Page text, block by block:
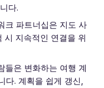
다.
크 파트너십은 지도 사
시 지속적인 연결을 위
들은 변화하는 여행 계
다. 계획을 쉽게 갱신,